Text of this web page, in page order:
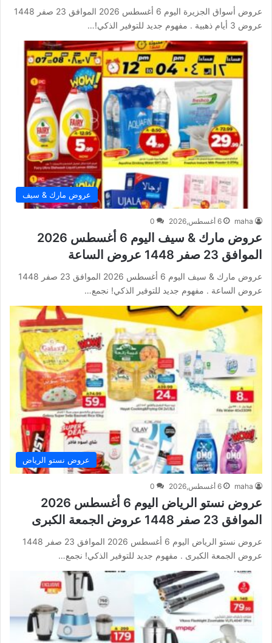
عروض أسواق الجزيرة اليوم 6 أغسطس 2026 الموافق 23 صفر 1448
عروض 3 أيام ذهبية . مفهوم جديد للتوفير الذكي!…
عروض مارك & سيف
maha 6 أغسطس,2026 0
عروض مارك & سيف اليوم 6 أغسطس 2026
الموافق 23 صفر 1448 عروض الساعة
عروض مارك & سيف اليوم 6 أغسطس 2026 الموافق 23 صفر 1448
عروض الساعة . مفهوم جديد للتوفير الذكي! نجمع…
عروض نستو الرياض
maha 6 أغسطس,2026 0
عروض نستو الرياض اليوم 6 أغسطس 2026
الموافق 23 صفر 1448 عروض الجمعة الكبرى
عروض نستو الرياض اليوم 6 أغسطس 2026 الموافق 23 صفر 1448
عروض الجمعة الكبرى . مفهوم جديد للتوفير الذكي! نجمع…